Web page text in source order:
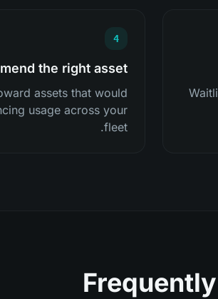
4
the right asset
assets that would
usage across your
fleet.